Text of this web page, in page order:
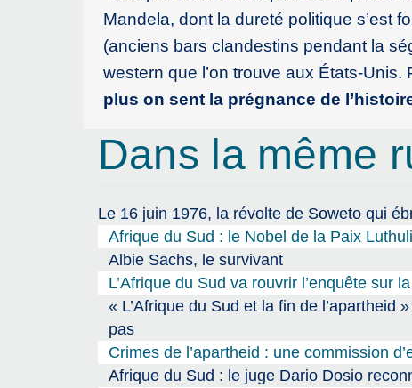
Mandela, dont la dureté politique s’est
(anciens bars clandestins pendant la
western que l’on trouve aux États-Unis.
plus on sent la prégnance de
Dans la même
Le 16 juin 1976, la révolte de Soweto qui
Afrique du Sud : le Nobel de la Paix
Albie Sachs, le survivant
L’Afrique du Sud va rouvrir l’enquête sur
« L’Afrique du Sud et la fin de
pas
Crimes de l’apartheid : une commission
Afrique du Sud : le juge Dario Dosio